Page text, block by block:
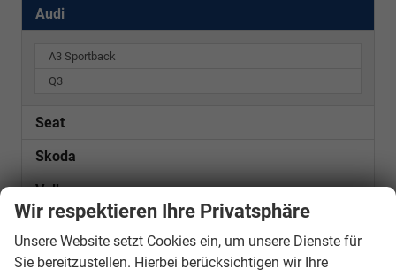
Audi
A3 Sportback
Q3
Seat
Skoda
Volkswagen
VORLAUFFAHRZEUGE
Audi
Wir respektieren Ihre Privatsphäre
Unsere Website setzt Cookies ein, um unsere Dienste für
Sie bereitzustellen. Hierbei berücksichtigen wir Ihre